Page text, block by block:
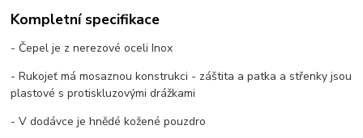
Kompletní specifikace
- Čepel je z nerezové oceli Inox
- Rukojeť má mosaznou konstrukci - záštita a patka a střenky jsou
plastové s protiskluzovými drážkami
- V dodávce je hnědé kožené pouzdro